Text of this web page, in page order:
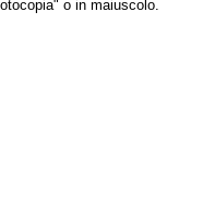
o in maiuscolo.